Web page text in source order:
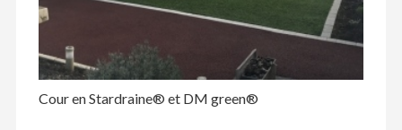
Cour en Stardraine® et DM green®